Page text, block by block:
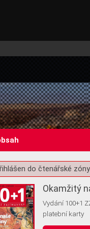
s ukládáním
do čtenářské zóny
Okamžitý
Vydání 100+1
platební karty